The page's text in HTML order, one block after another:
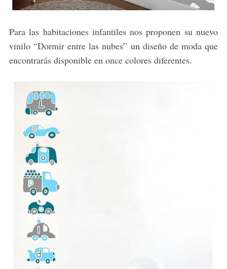
Para las habitaciones infantiles nos proponen su nuevo
vinilo “Dormir entre las nubes” un diseño de moda que
encontrarás disponible en once colores diferentes.